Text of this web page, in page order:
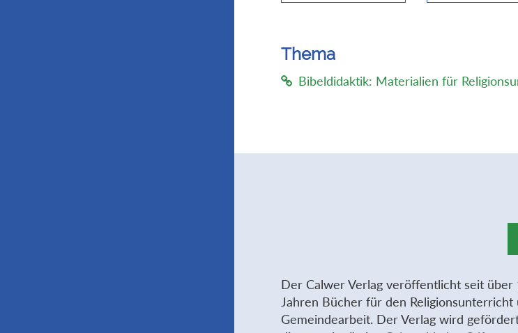
Thema
Bibeldidaktik: Materialien für
Der Calwer Verlag veröffentlicht seit über
Jahren Bücher für den Religionsunterricht
Gemeindearbeit. Der Verlag wird